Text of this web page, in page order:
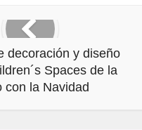
decoración y diseño
Spaces de la
con la Navidad